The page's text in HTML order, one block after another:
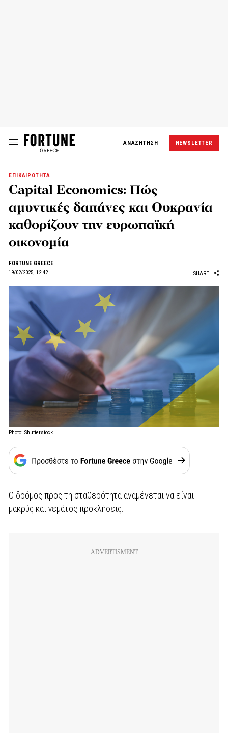
ΑΝΑΖΗΤΗΣΗ NEWSLETTER
ΕΠΙΚΑΙΡΟΤΗΤΑ
Capital Economics: Πώς
αμυντικές δαπάνες και Ουκρανία
καθορίζουν την ευρωπαϊκή
οικονομία
FORTUNE GREECE
19/02/2025, 12:42
SHARE
Photo: Shutterstock
Ο δρόμος προς τη σταθερότητα αναμένεται να είναι
μακρύς και γεμάτος προκλήσεις.